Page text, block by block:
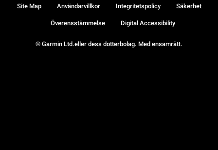
© Garmin Ltd.eller dess dotterbolag. Med ensamrätt.
Site Map Användarvillkor Integritetspolicy Säkerhet
Överensstämmelse Digital Accessibility